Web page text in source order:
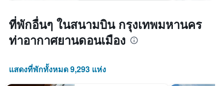
ที่พักอื่นๆ ในสนามบิน กรุงเทพมหานคร
ท่าอากาศยานดอนเมือง
แสดงที่พักทั้งหมด 9,293 แห่ง